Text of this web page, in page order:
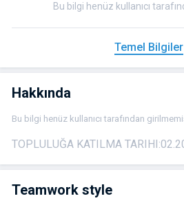
Bu bilgi henüz kullanıcı
Temel Bilgiler
Hakkında
Bu bilgi henüz kullanıcı tarafından
TOPLULUĞA KATILMA TARIHI:
Teamwork style